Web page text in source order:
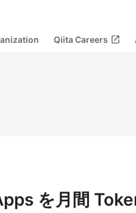
Qiita Careers open_in_new
を月間